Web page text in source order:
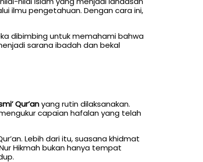
ilmu pengetahuan. Dengan cara ini,
dibimbing untuk memahami bahwa
sarana ibadah dan bekal
Qur’anyang rutin dilaksanakan.
capaian hafalan yang telah
Lebih dari itu, suasana khidmat
Hikmah bukan hanya tempat